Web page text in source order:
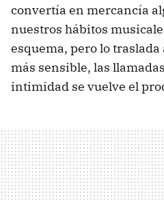
convertía en mercancía
nuestros hábitos
esquema, pero lo
más sensible, las
intimidad se vuelve el